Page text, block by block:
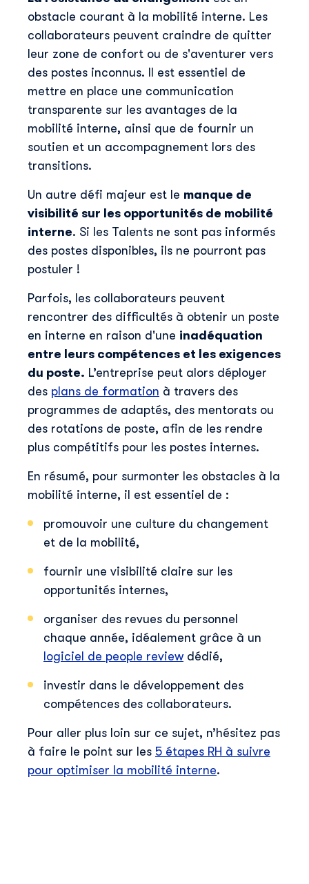
obstacle courant à la mobilité interne. Les
collaborateurs peuvent craindre de quitter
leur zone de confort ou de s'aventurer vers
des postes inconnus. Il est essentiel de
mettre en place une communication
transparente sur les avantages de la
mobilité interne, ainsi que de fournir un
soutien et un accompagnement lors des
transitions.
Un autre défi majeur est le manque de
visibilité sur les opportunités de mobilité
interne. Si les Talents ne sont pas informés
des postes disponibles, ils ne pourront pas
postuler !
Parfois, les collaborateurs peuvent
rencontrer des difficultés à obtenir un poste
en interne en raison d'une inadéquation
entre leurs compétences et les exigences
du poste. L’entreprise peut alors déployer
des plans de formation à travers des
programmes de adaptés, des mentorats ou
des rotations de poste, afin de les rendre
plus compétitifs pour les postes internes.
En résumé, pour surmonter les obstacles à la
mobilité interne, il est essentiel de :
promouvoir une culture du changement
et de la mobilité,
fournir une visibilité claire sur les
opportunités internes,
organiser des revues du personnel
chaque année, idéalement grâce à un
logiciel de people reviewdédié,
investir dans le développement des
compétences des collaborateurs.
Pour aller plus loin sur ce sujet, n’hésitez pas
à faire le point sur les 5 étapes RH à suivre
pour optimiser la mobilité interne.